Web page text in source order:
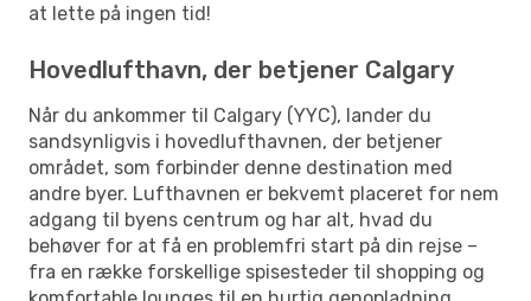
at lette på ingen tid!
Hovedlufthavn, der betjener Calgary
Når du ankommer til Calgary (YYC), lander du
sandsynligvis i hovedlufthavnen, der betjener
området, som forbinder denne destination med
andre byer. Lufthavnen er bekvemt placeret for nem
adgang til byens centrum og har alt, hvad du
behøver for at få en problemfri start på din rejse –
fra en række forskellige spisesteder til shopping og